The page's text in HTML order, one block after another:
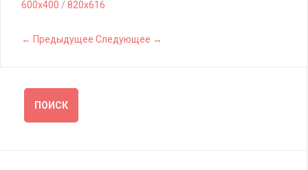
600x400 / 820x616
← Предыдущее Следующее →